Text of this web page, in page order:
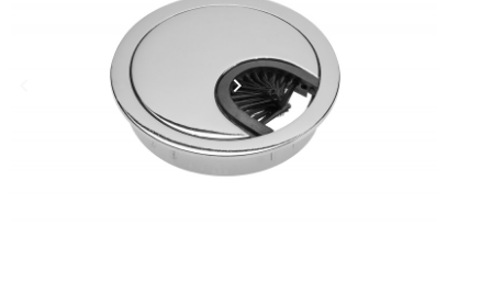
Następny
keyboard_arrow_right